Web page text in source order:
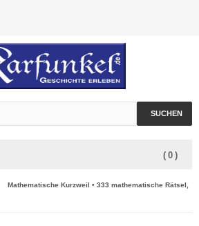
SUCHEN
( 0 )
Mathematische Kurzweil • 333 mathematische Rätsel,